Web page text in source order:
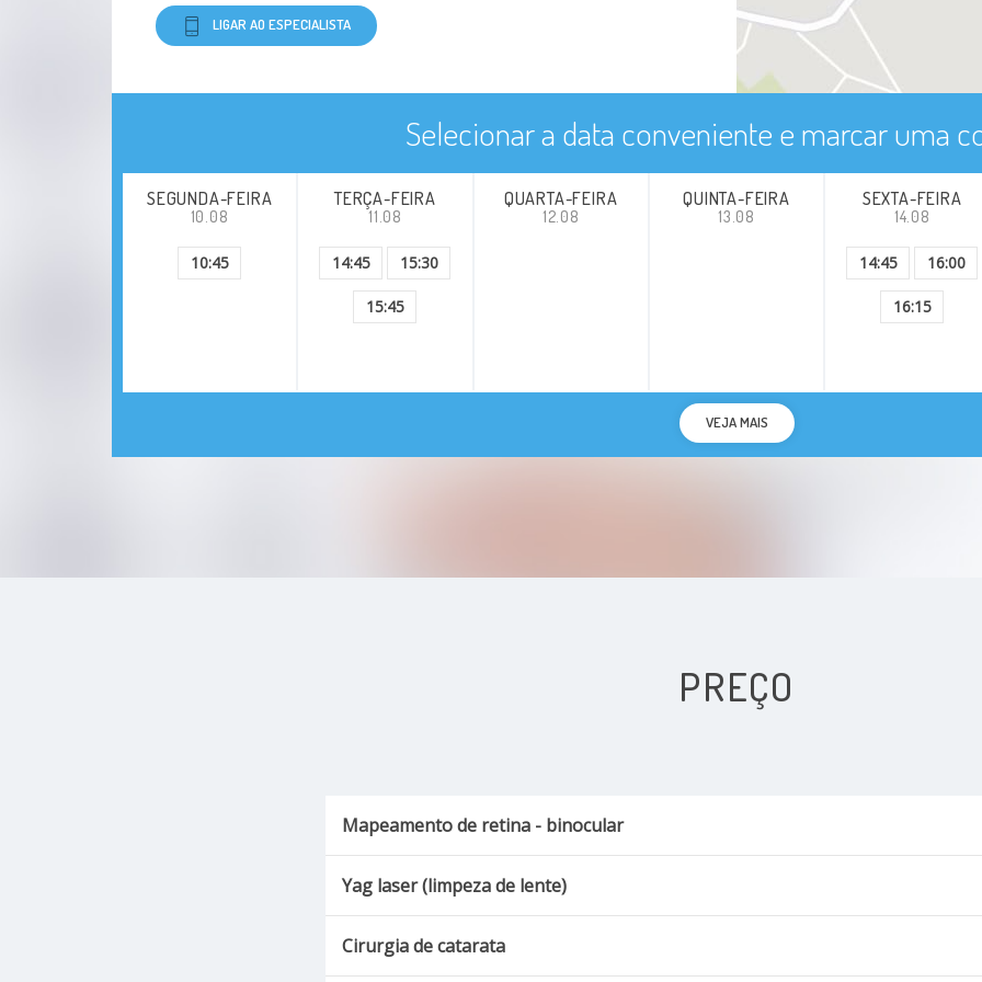
LIGAR AO ESPECIALISTA
Selecionar a data conveniente e marcar uma
SEGUNDA-FEIRA
10.08
10:45
TERÇA-FEIRA
11.08
14:45 15:30
15:45
QUARTA-FEIRA
12.08
QUINTA-FEIRA
13.08
SEXTA-FEIRA
14.08
14:45 16:00
16:15
VEJA MAIS
PREÇO
Mapeamento de retina - binocular
Yag laser (limpeza de lente)
Cirurgia de catarata